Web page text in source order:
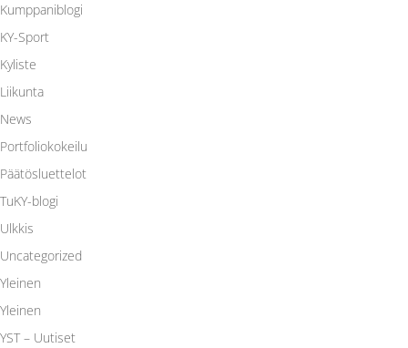
Kumppaniblogi
KY-Sport
Kyliste
Liikunta
News
Portfoliokokeilu
Päätösluettelot
TuKY-blogi
Ulkkis
Uncategorized
Yleinen
Yleinen
YST – Uutiset